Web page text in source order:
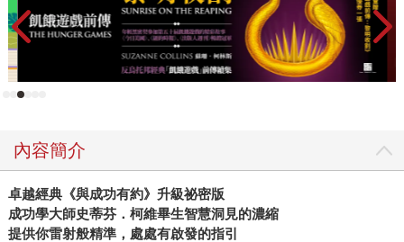
內容簡介
卓越經典《與成功有約》升級祕密版
成功學大師史蒂芬．柯維畢生智慧洞見的濃縮
提供你雷射般精準，處處有啟發的指引